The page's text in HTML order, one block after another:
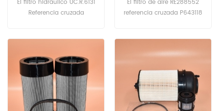
50044272
El filtro hidráulico UC.R.6131
Referencia cruzada
120,530-120 TURBO,537-
130,JUNGHEINRICH DFG 40-
50,BOMFORD EPAREUSE.
El filtro de aire RE288552
referencia cruzada P643118
7310R,7R210,7R230,7R250,7R
0.